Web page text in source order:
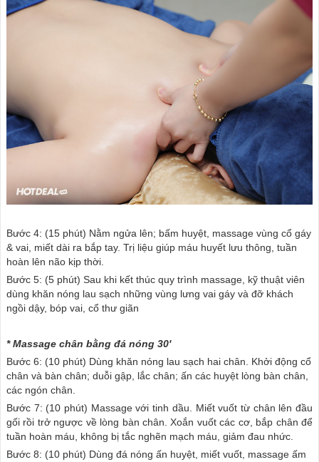
Bước 4: (15 phút) Nằm ngửa lên; bấm huyệt, massage vùng cổ gáy
& vai, miết dài ra bắp tay. Trị liệu giúp máu huyết lưu thông, tuần
hoàn lên não kịp thời.
Bước 5: (5 phút) Sau khi kết thúc quy trình massage, kỹ thuật viên
dùng khăn nóng lau sạch những vùng lưng vai gáy và đỡ khách
ngồi dậy, bóp vai, cổ thư giãn
* Massage chân bằng đá nóng 30'
Bước 6: (10 phút) Dùng khăn nóng lau sạch hai chân. Khởi động cổ
chân và bàn chân; duỗi gập, lắc chân; ấn các huyệt lòng bàn chân,
các ngón chân.
Bước 7: (10 phút) Massage với tinh dầu. Miết vuốt từ chân lên đầu
gối rồi trở ngược về lòng bàn chân. Xoắn vuốt các cơ, bắp chân để
tuần hoàn máu, không bị tắc nghẽn mạch máu, giảm đau nhức.
Bước 8: (10 phút) Dùng đá nóng ấn huyệt, miết vuốt, massage ấm